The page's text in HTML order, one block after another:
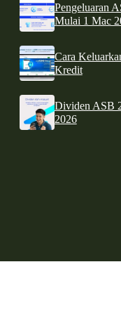
Pengeluaran
Mulai 1 Mac
Cara
Kredit
Dividen ASB
2026